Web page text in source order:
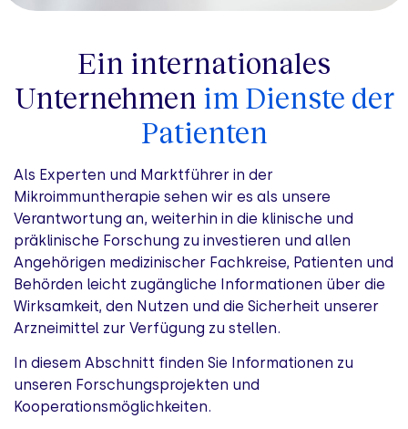
Ein internationales
Unternehmen im Dienste der
Patienten
Als Experten und Marktführer in der
Mikroimmuntherapie sehen wir es als unsere
Verantwortung an, weiterhin in die klinische und
präklinische Forschung zu investieren und allen
Angehörigen medizinischer Fachkreise, Patienten und
Behörden leicht zugängliche Informationen über die
Wirksamkeit, den Nutzen und die Sicherheit unserer
Arzneimittel zur Verfügung zu stellen.
In diesem Abschnitt finden Sie Informationen zu
unseren Forschungsprojekten und
Kooperationsmöglichkeiten.